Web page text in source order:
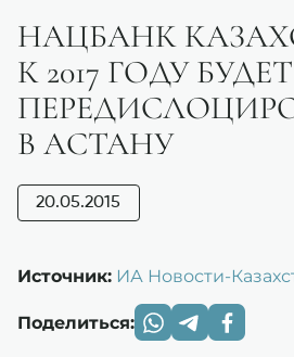
НАЦБАНК
К 2017 ГОДУ БУДЕТ
В АСТАНУ
20.05.2015
Источник: ИА Новости-
Поделиться: